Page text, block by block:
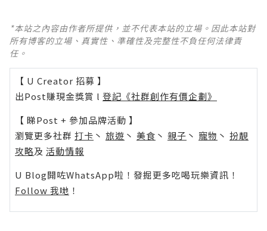
*本站之內容由作者所提供，並不代表本站的立場。因此本站對
所有博客的立場、真實性、準確性及完整性不負任何法律責
任。
【 U Creator 招募 】
出Post賺現金獎賞 l 登記《社群創作有價企劃》
【 睇Post + 參加品牌活動 】
瀏覽更多社群 打卡 丶 旅遊 丶 美食 丶 親子 丶 寵物 丶 扮靚
攻略及 活動情報
U Blog開咗WhatsApp啦！發掘更多吃喝玩樂資訊！
Follow 我哋 ！